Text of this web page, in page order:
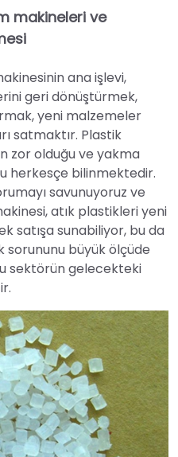
makineleri ve
ana işlevi,
geri dönüştürmek,
yeni malzemeler
satmaktır. Plastik
zor olduğu ve yakma
herkesçe bilinmektedir.
savunuyoruz ve
atık plastikleri yeni
satışa sunabiliyor, bu da
sorununu büyük ölçüde
sektörün gelecekteki